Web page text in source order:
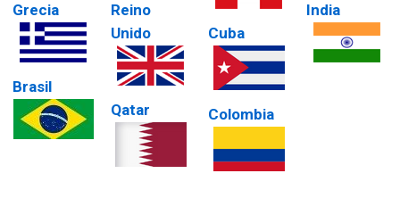
Grecia
Brasil
Reino
Unido
Qatar
Cuba
Colombia
India